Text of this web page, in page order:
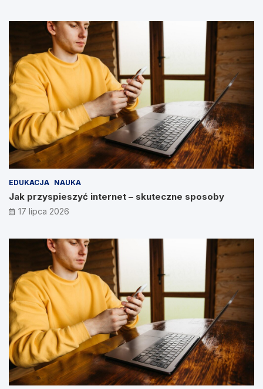
EDUKACJA NAUKA
Jak przyspieszyć internet – skuteczne sposoby
17 lipca 2026